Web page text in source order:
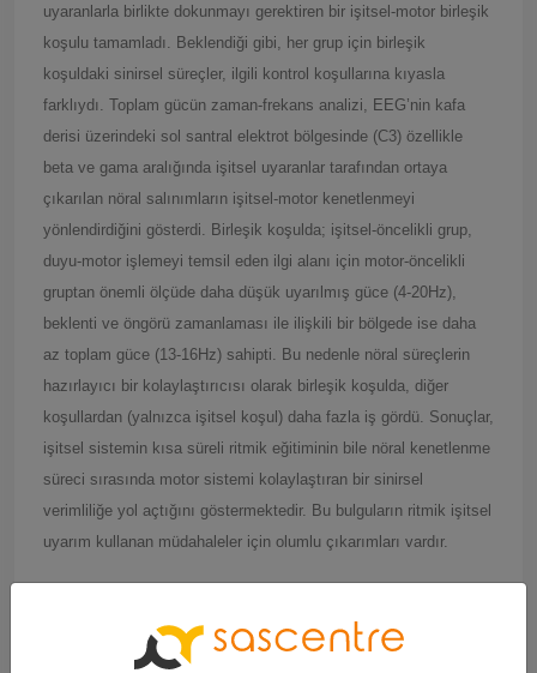
uyaranlarla birlikte dokunmayı gerektiren bir işitsel-motor birleşik
koşulu tamamladı. Beklendiği gibi, her grup için birleşik
koşuldaki sinirsel süreçler, ilgili kontrol koşullarına kıyasla
farklıydı. Toplam gücün zaman-frekans analizi, EEG’nin kafa
derisi üzerindeki sol santral elektrot bölgesinde (C3) özellikle
beta ve gama aralığında işitsel uyaranlar tarafından ortaya
çıkarılan nöral salınımların işitsel-motor kenetlenmeyi
yönlendirdiğini gösterdi. Birleşik koşulda; işitsel-öncelikli grup,
duyu-motor işlemeyi temsil eden ilgi alanı için motor-öncelikli
gruptan önemli ölçüde daha düşük uyarılmış güce (4-20Hz),
beklenti ve öngörü zamanlaması ile ilişkili bir bölgede ise daha
az toplam güce (13-16Hz) sahipti. Bu nedenle nöral süreçlerin
hazırlayıcı bir kolaylaştırıcısı olarak birleşik koşulda, diğer
koşullardan (yalnızca işitsel koşul) daha fazla iş gördü. Sonuçlar,
işitsel sistemin kısa süreli ritmik eğitiminin bile nöral kenetlenme
süreci sırasında motor sistemi kolaylaştıran bir sinirsel
verimliliğe yol açtığını göstermektedir. Bu bulguların ritmik işitsel
uyarım kullanan müdahaleler için olumlu çıkarımları vardır.
İşitsel beta ve gama salınımları işitsel-motor uyumunu yönlendirebilir.